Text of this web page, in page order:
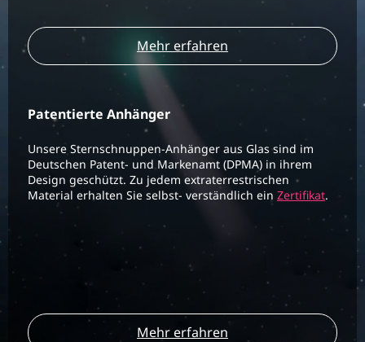
Mehr erfahren
Patentierte Anhänger
Unsere Sternschnuppen-Anhänger aus Glas sind im
Deutschen Patent- und Markenamt (DPMA) in ihrem
Design geschützt. Zu jedem extraterrestrischen
Material erhalten Sie selbst- verständlich ein Zertifikat.
Mehr erfahren